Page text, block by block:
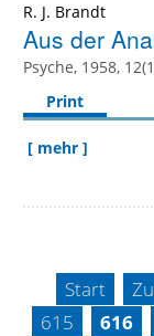
R. J. Brandt
Aus der
Psyche, 1958,
Print
[ mehr ]
Start
615
616